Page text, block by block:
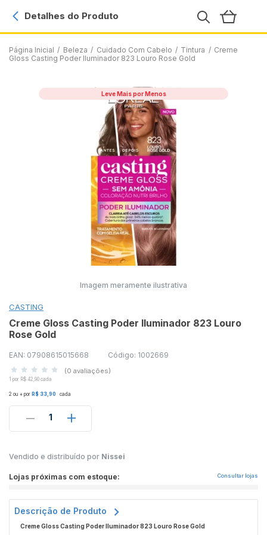
Página Inicial / Beleza / Cuidado Com Cabelo / Tintura / Creme
Gloss Casting Poder Iluminador 823 Louro Rose Gold
Detalhes do Produto
Leve Mais por Menos
Imagem meramente ilustrativa
CASTING
Creme Gloss Casting Poder Iluminador 823 Louro
Rose Gold
EAN: 07908615015668 Código: 1002669
(0 avaliações)
1 por R$ 42,90 cada
2 ou + por R$ 33,90 cada
1
Vendido e distribuído por Nissei
Lojas próximas com estoque: Consultar lojas
Descrição de Produto
Creme Gloss Casting Poder Iluminador 823 Louro Rose Gold